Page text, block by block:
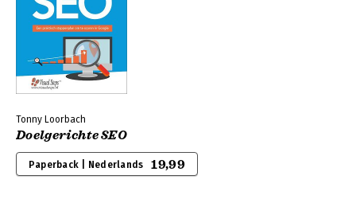
Tonny Loorbach
Doelgerichte SEO
Paperback | Nederlands 19,99